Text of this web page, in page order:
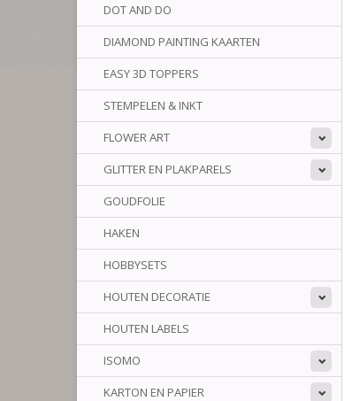
DOT AND DO
DIAMOND PAINTING KAARTEN
EASY 3D TOPPERS
STEMPELEN & INKT
FLOWER ART
GLITTER EN PLAKPARELS
GOUDFOLIE
HAKEN
HOBBYSETS
HOUTEN DECORATIE
HOUTEN LABELS
ISOMO
KARTON EN PAPIER